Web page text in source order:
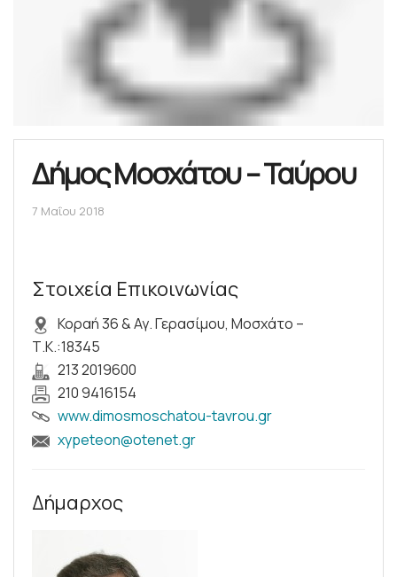
Δήμος Μοσχάτου – Ταύρου
7 Μαΐου 2018
Στοιχεία Επικοινωνίας
Κοραή 36 & Αγ. Γερασίμου, Μοσχάτο –
Τ.Κ.:18345
213 2019600
210 9416154
www.dimosmoschatou-tavrou.gr
xypeteon@otenet.gr
Δήμαρχος